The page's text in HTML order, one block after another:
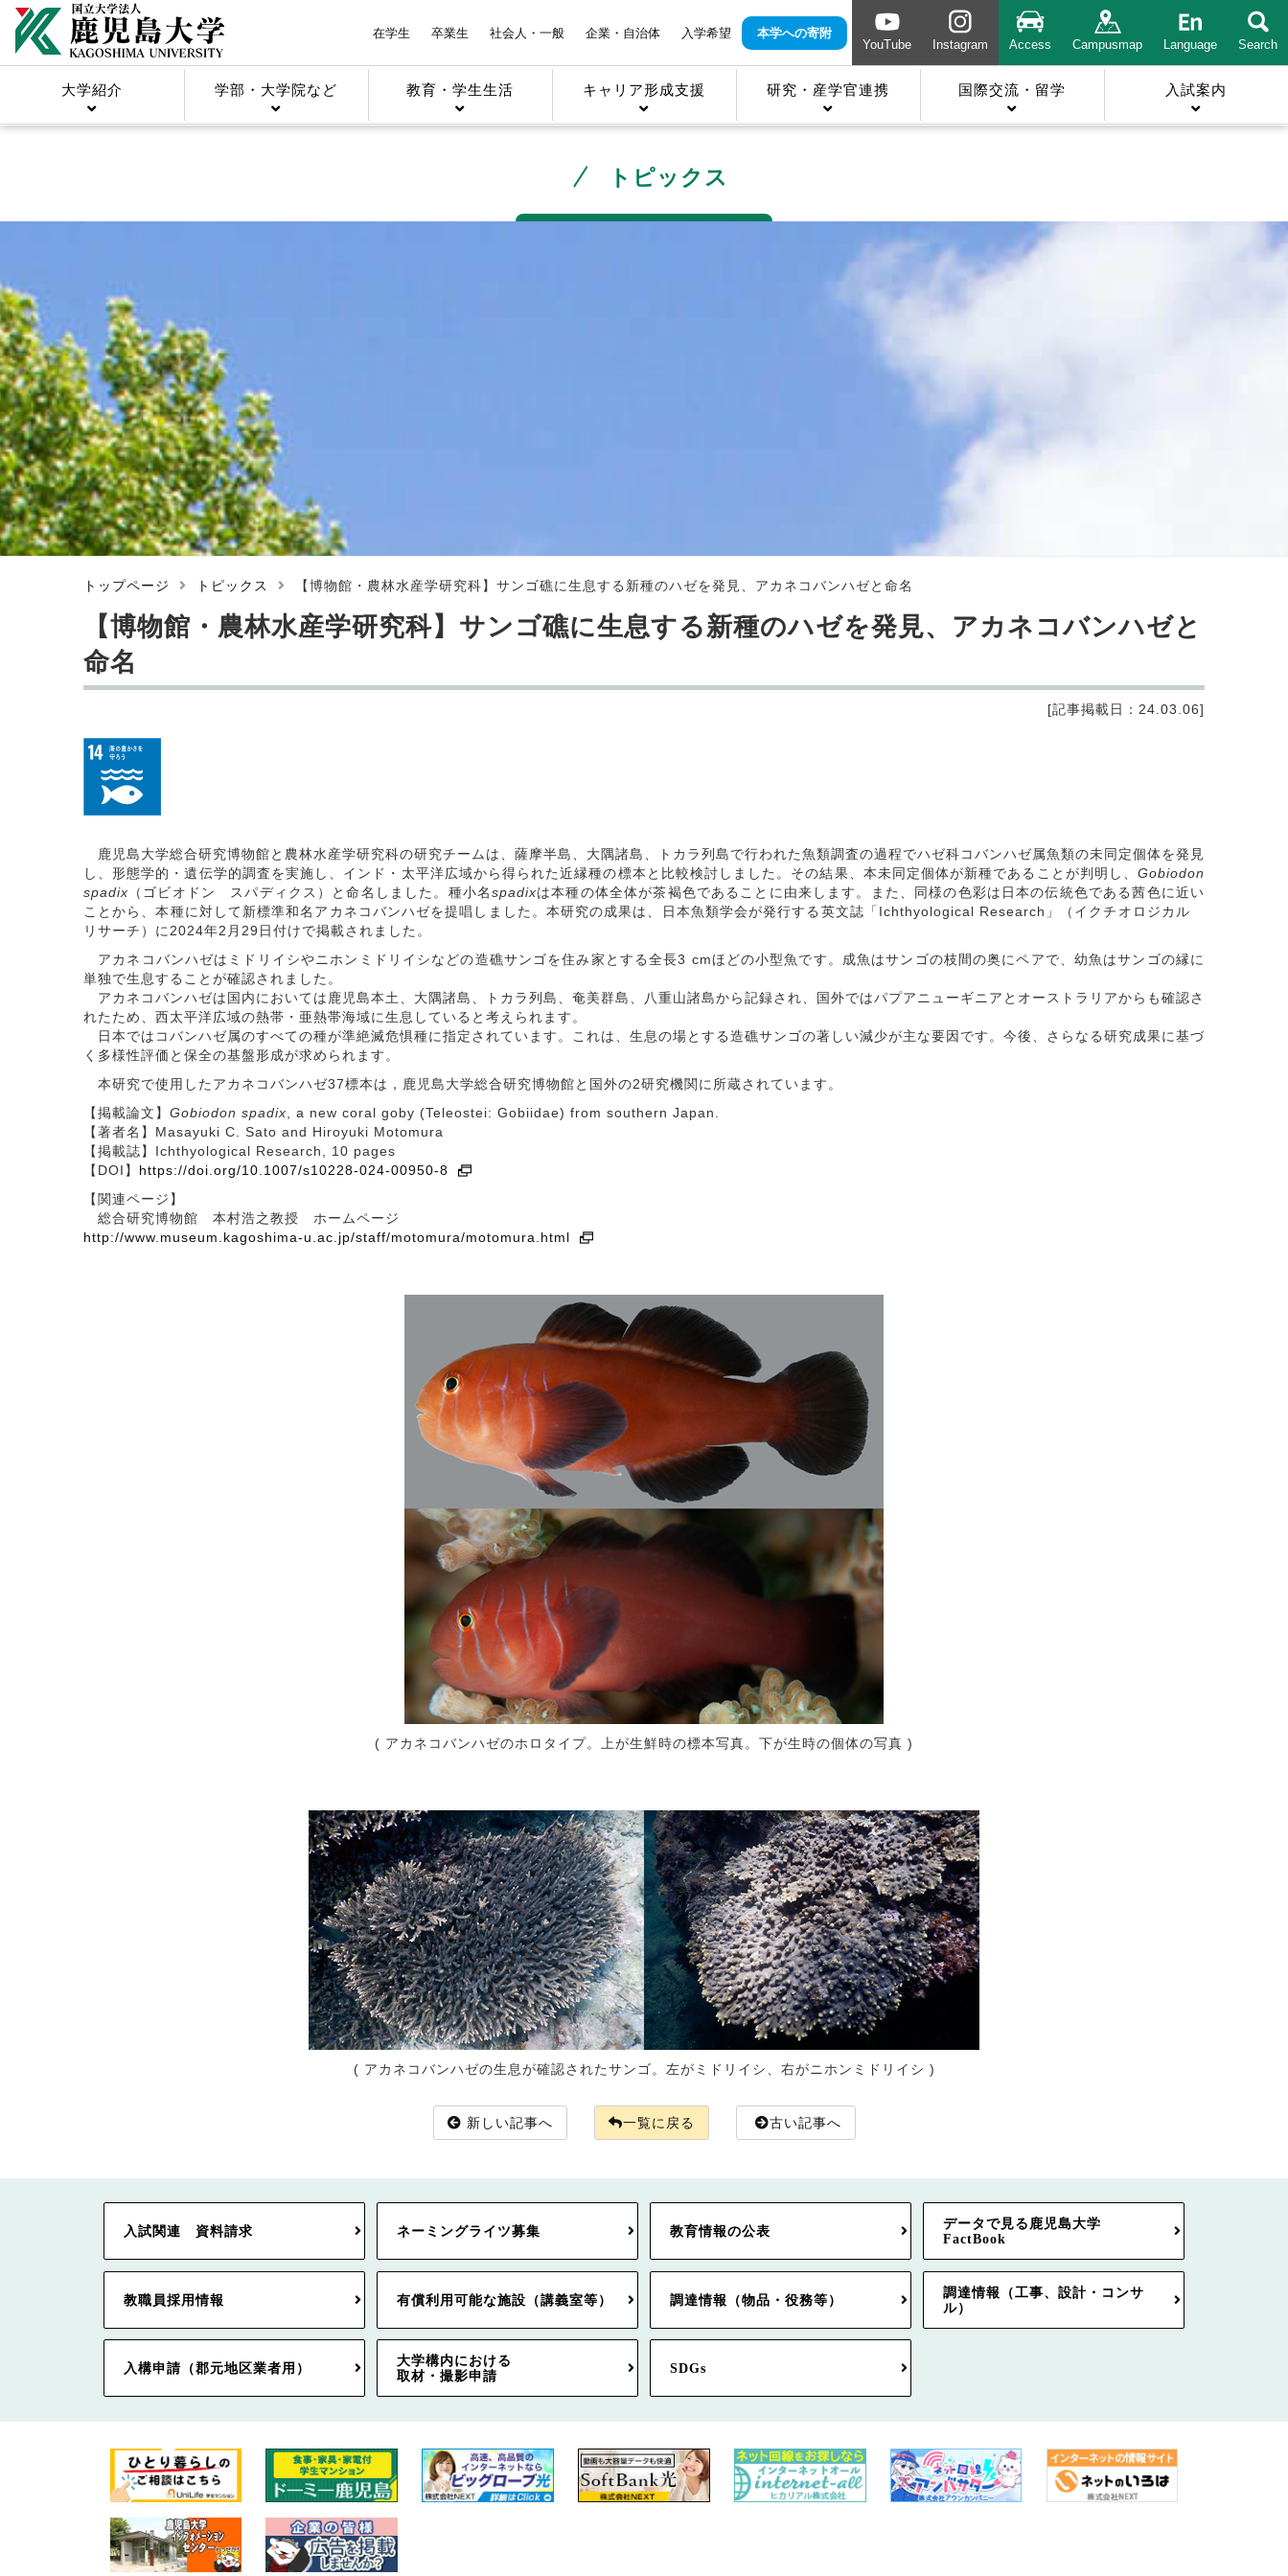
在学生 卒業生 社会人・一般 企業・自治体 入学希望
本学への寄附
YouTube
Instagram Access Campusmap Language Search
大学紹介 学部・大学院など 教育・学生生活 キャリア形成支援 研究・産学官連携 国際交流・留学 入試案内
トピックス
トップページ トピックス 【博物館・農林水産学研究科】サンゴ礁に生息する新種のハゼを発見、アカネコバンハゼと命名
【博物館・農林水産学研究科】サンゴ礁に生息する新種のハゼを発見、アカネコバンハゼと
命名
[記事掲載日：24.03.06]
鹿児島大学総合研究博物館と農林水産学研究科の研究チームは、薩摩半島、大隅諸島、トカラ列島で行われた魚類調査の過程でハゼ科コバンハゼ属魚類の未同定個体を発見
し、形態学的・遺伝学的調査を実施し、インド・太平洋広域から得られた近縁種の標本と比較検討しました。その結果、本未同定個体が新種であることが判明し、 Gobiodon
spadix （ゴビオドン スパディクス）と命名しました。種小名spadixは本種の体全体が茶褐色であることに由来します。また、同様の色彩は日本の伝統色である茜色に近い
ことから、本種に対して新標準和名アカネコバンハゼを提唱しました。本研究の成果は、日本魚類学会が発行する英文誌「Ichthyological Research」（イクチオロジカル
リサーチ）に2024年2月29日付けで掲載されました。
アカネコバンハゼはミドリイシやニホンミドリイシなどの造礁サンゴを住み家とする全長3 cmほどの小型魚です。成魚はサンゴの枝間の奥にペアで、幼魚はサンゴの縁に
単独で生息することが確認されました。
アカネコバンハゼは国内においては鹿児島本土、大隅諸島、トカラ列島、奄美群島、八重山諸島から記録され、国外ではパプアニューギニアとオーストラリアからも確認さ
れたため、西太平洋広域の熱帯・亜熱帯海域に生息していると考えられます。
日本ではコバンハゼ属のすべての種が準絶滅危惧種に指定されています。これは、生息の場とする造礁サンゴの著しい減少が主な要因です。今後、さらなる研究成果に基づ
く多様性評価と保全の基盤形成が求められます。
本研究で使用したアカネコバンハゼ37標本は，鹿児島大学総合研究博物館と国外の2研究機関に所蔵されています。
【掲載論文】 Gobiodon spadix , a new coral goby (Teleostei: Gobiidae) from southern Japan.
【著者名】Masayuki C. Sato and Hiroyuki Motomura
【掲載誌】Ichthyological Research, 10 pages
【DOI】 https://doi.org/10.1007/s10228-024-00950-8
【関連ページ】
総合研究博物館 本村浩之教授 ホームページ
http://www.museum.kagoshima-u.ac.jp/staff/motomura/motomura.html
( アカネコバンハゼのホロタイプ。上が生鮮時の標本写真。下が生時の個体の写真 )
( アカネコバンハゼの生息が確認されたサンゴ。左がミドリイシ、右がニホンミドリイシ )
新しい記事へ 一覧に戻る 古い記事へ
入試関連 資料請求 ネーミングライツ募集 教育情報の公表
データで見る鹿児島大学
FactBook
教職員採用情報 有償利用可能な施設（講義室等） 調達情報（物品・役務等）
調達情報（工事、設計・コンサ
ル）
入構申請（郡元地区業者用）
大学構内における
取材・撮影申請
SDGs